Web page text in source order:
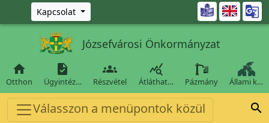
Ugrás a fő tartalomra
Kapcsolat 
Józsefvárosi Önkormányzat

Otthon

Ügyintéz…

Részvétel

Átláthat… Pázmány Állami k…
Válasszon a menüpontok közül 